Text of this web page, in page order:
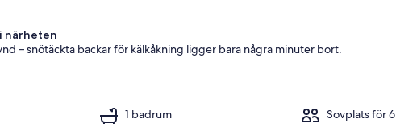
närheten
– snötäckta backar för kälkåkning ligger bara några minuter bort.
1 badrum Sovplats för 6